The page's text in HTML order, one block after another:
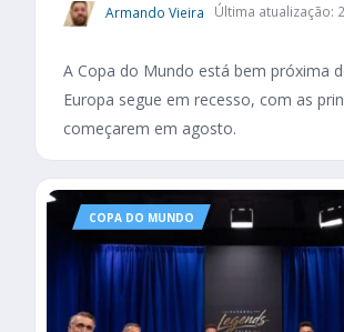
Armando Vieira Última atualização:
A Copa do Mundo está bem próxima
Europa segue em recesso, com as
começarem em agosto.
COPA DO MUNDO